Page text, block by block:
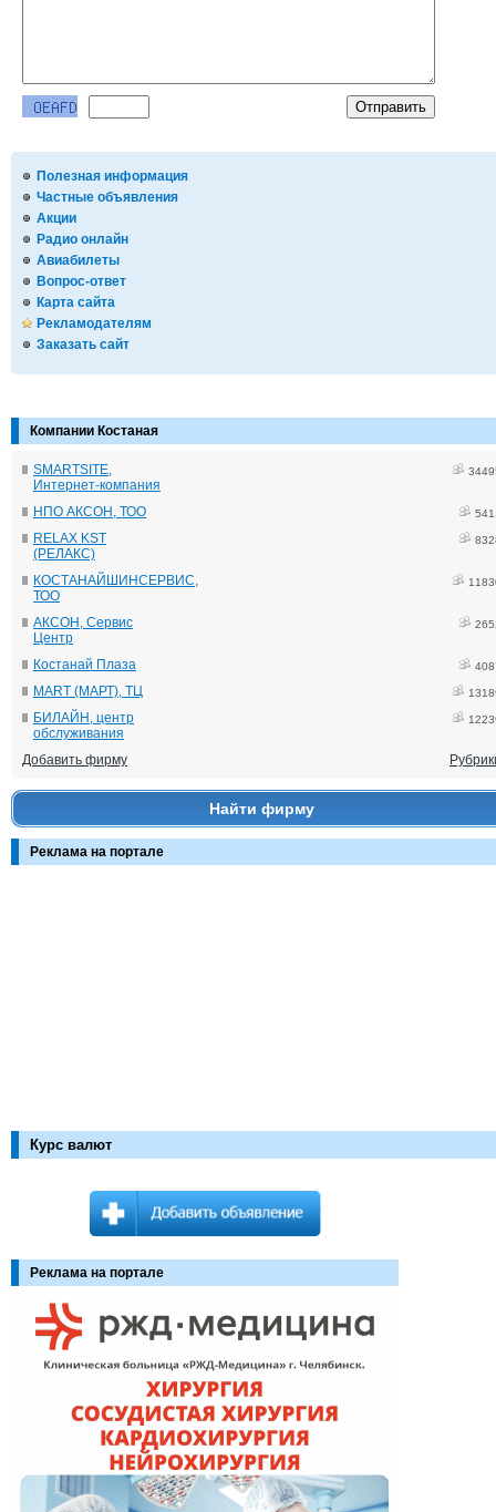
Полезная информация
Частные объявления
Акции
Радио онлайн
Авиабилеты
Вопрос-ответ
Карта сайта
Рекламодателям
Заказать сайт
Компании Костаная
SMARTSITE,
Интернет-компания
НПО АКСОН, ТОО
RELAX KST
(РЕЛАКС)
КОСТАНАЙШИНСЕРВИС,
ТОО
АКСОН, Сервис
Центр
Костанай Плаза
MART (МАРТ), ТЦ
БИЛАЙН, центр
обслуживания
Добавить фирму
Найти фирму
Реклама на портале
Курс валют
Реклама на портале